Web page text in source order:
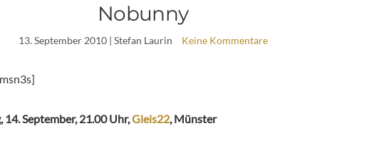
Nobunny
13. September 2010| Stefan Laurin Keine Kommentare
14. September, 21.00 Uhr,Gleis22, Münster